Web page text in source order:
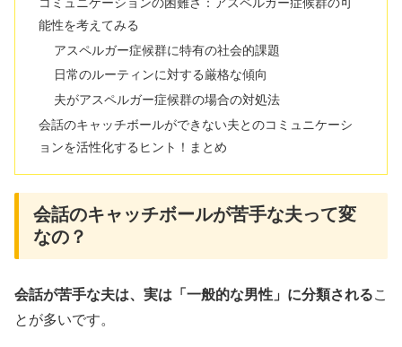
能性を考えてみる
アスペルガー症候群に特有の社会的課題
日常のルーティンに対する厳格な傾向
夫がアスペルガー症候群の場合の対処法
会話のキャッチボールができない夫とのコミュニケーシ
ョンを活性化するヒント！まとめ
会話のキャッチボールが苦手な夫って変
なの？
会話が苦手な夫は、実は「一般的な男性」に分類されるこ
とが多いです。